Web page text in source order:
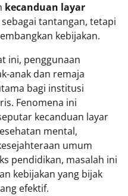
kecanduan layar
tantangan, tetapi
kebijakan.
ini, penggunaan
anak dan remaja
bagi institusi
Fenomena ini
kecanduan layar
mental,
umum
pendidikan, masalah ini
kebijakan yang bijak
efektif.